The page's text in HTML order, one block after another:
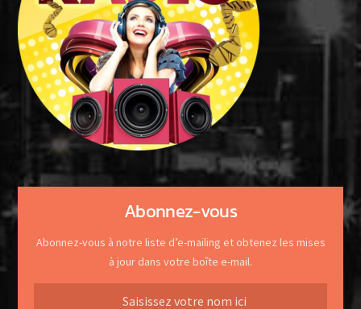
Abonnez-vous
Abonnez-vous à notre liste d’e-mailing et obtenez les mises
à jour dans votre boîte e-mail.